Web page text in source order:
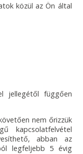
közül az Ön által
jellegétől függően
nem őrizzük
kapcsolatfelvétel
abban az
legfeljebb 5 évig